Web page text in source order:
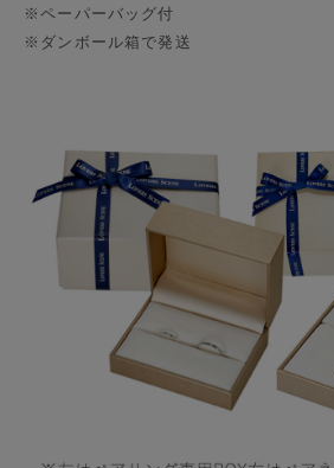
※ペーパーバッグ付
※ダンボール箱で発送